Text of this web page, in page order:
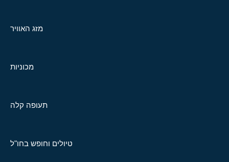
מזג האוויר
מכוניות
תעופה קלה
טיולים וחופש בחו"ל